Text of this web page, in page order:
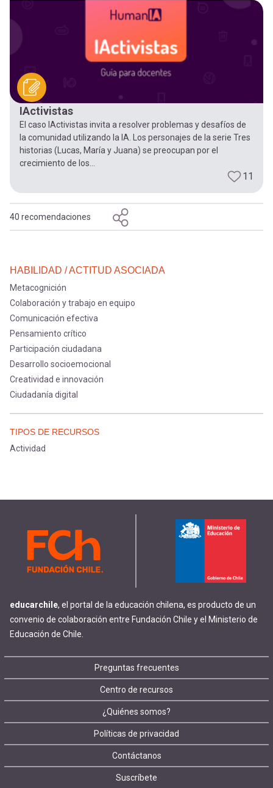
IActivistas
El caso IActivistas invita a resolver problemas y desafíos de
la comunidad utilizando la IA. Los personajes de la serie Tres
historias (Lucas, María y Juana) se preocupan por el
crecimiento de los...
11
40
HABILIDAD / ACTITUD ASOCIADA
Metacognición
Colaboración y trabajo en equipo
Comunicación efectiva
Pensamiento crítico
Participación ciudadana
Desarrollo socioemocional
Creatividad e innovación
Ciudadanía digital
TIPOS DE RECURSOS
Actividad
educarchile, el portal de la educación chilena, es producto de un
convenio de colaboración entre Fundación Chile y el Ministerio de
Educación de Chile.
Footer
menu
Preguntas frecuentes
Centro de recursos
¿Quiénes somos?
Políticas de privacidad
Contáctanos
Suscríbete